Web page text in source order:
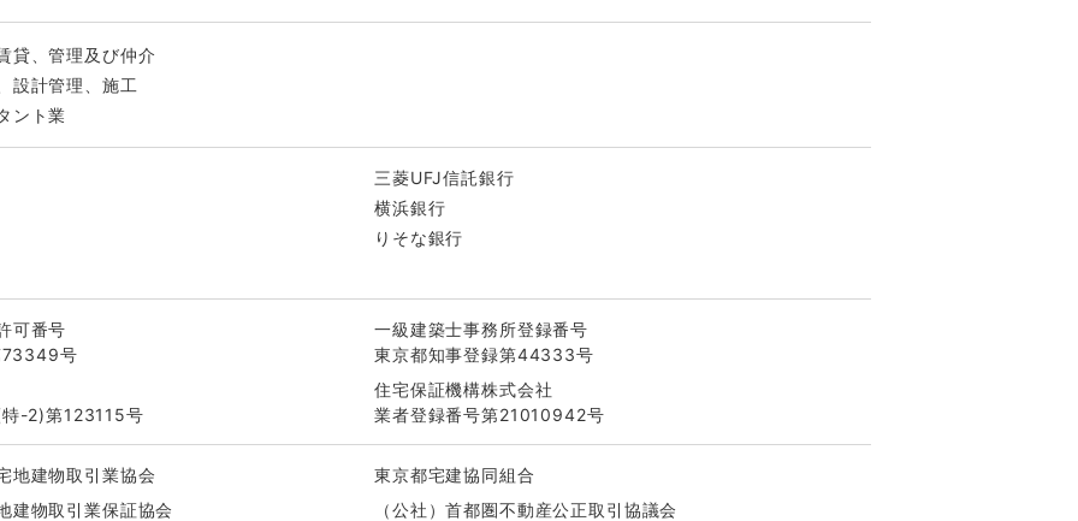
貸、管理及び仲介
設計管理、施工
ント業
三菱UFJ信託銀行
横浜銀行
りそな銀行
可番号
73349号
一級建築士事務所登録番号
東京都知事登録第44333号
-2)第123115号
住宅保証機構株式会社
業者登録番号第21010942号
地建物取引業協会
東京都宅建協同組合
建物取引業保証協会
（公社）首都圏不動産公正取引協議会